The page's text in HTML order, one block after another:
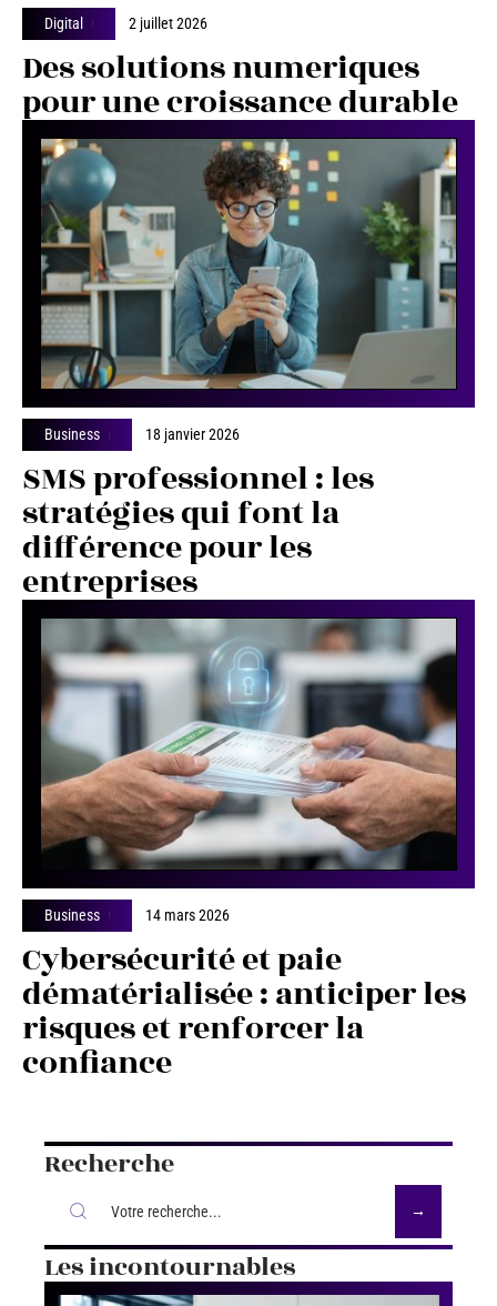
Digital 2 juillet 2026
Des solutions numeriques
pour une croissance durable
Business 18 janvier 2026
SMS professionnel : les
stratégies qui font la
différence pour les
entreprises
Business 14 mars 2026
Cybersécurité et paie
dématérialisée : anticiper les
risques et renforcer la
confiance
Recherche
Les incontournables